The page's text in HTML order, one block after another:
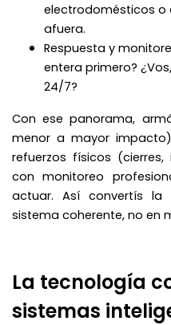
electrodomésticos o
afuera.
Respuesta y
entera primero?
24/7?
Con ese panorama,
menor a mayor
refuerzos físicos
con monitoreo
actuar. Así convertís la
sistema coherente, no en
La tecnología
sistemas